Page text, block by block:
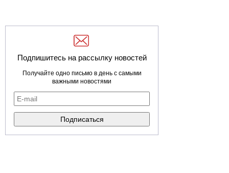
Подпишитесь на рассылку новостей
Получайте одно письмо в день с самыми
важными новостями